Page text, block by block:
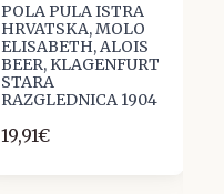
POLA PULA ISTRA
HRVATSKA, MOLO
ELISABETH, ALOIS
BEER, KLAGENFURT
STARA
RAZGLEDNICA 1904
19,91€